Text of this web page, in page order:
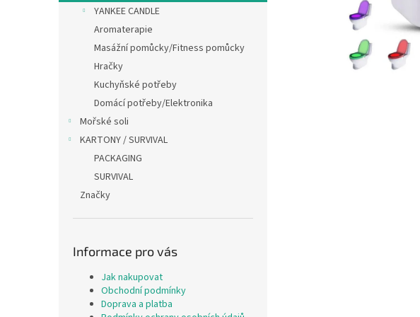
n
YANKEE CANDLE
Aromaterapie
Masážní pomůcky/Fitness pomůcky
Hračky
Kuchyňské potřeby
Domácí potřeby/Elektronika
Mořské soli
KARTONY / SURVIVAL
PACKAGING
SURVIVAL
Značky
Informace pro vás
Jak nakupovat
Obchodní podmínky
Doprava a platba